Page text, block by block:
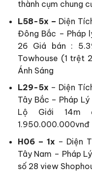
thành cụm chung
L58-5x – Diện
Đông Bắc – Pháp
26 Giá bán :
Towhouse (1 trệt
Ánh Sáng
L29-5x – Diện
Tây Bắc – Pháp
Lộ Giới 14m
1.950.000.000vnđ
H06 – 1x – Diện
Tây Nam – Pháp
số 28 view